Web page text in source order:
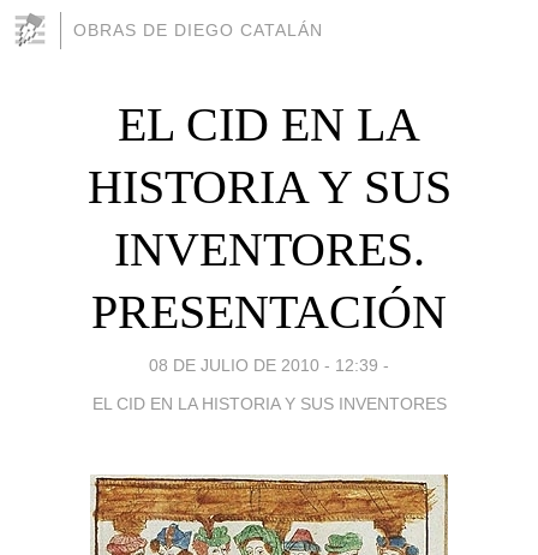
OBRAS DE DIEGO CATALÁN
EL CID EN LA
HISTORIA Y SUS
INVENTORES.
PRESENTACIÓN
08 DE JULIO DE 2010 - 12:39 -
EL CID EN LA HISTORIA Y SUS INVENTORES